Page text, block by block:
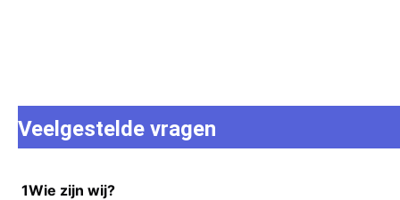
Veelgestelde vragen
1Wie zijn wij?